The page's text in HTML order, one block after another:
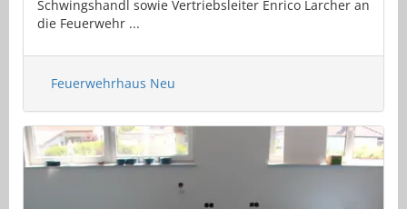
Schwingshandl sowie Vertriebsleiter Enrico Larcher an
die Feuerwehr ...
Feuerwehrhaus Neu